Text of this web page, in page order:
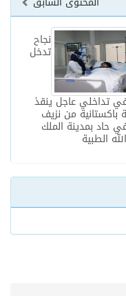
نجاح
تدخل
تداخلي عاجل ينقذ
باكستانية من نزيف
حاد بمدينة الملك
الطبية